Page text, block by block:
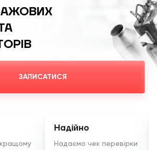
ЗАПИСАТИСЯ
Надійно
Надаємо чек перевірки